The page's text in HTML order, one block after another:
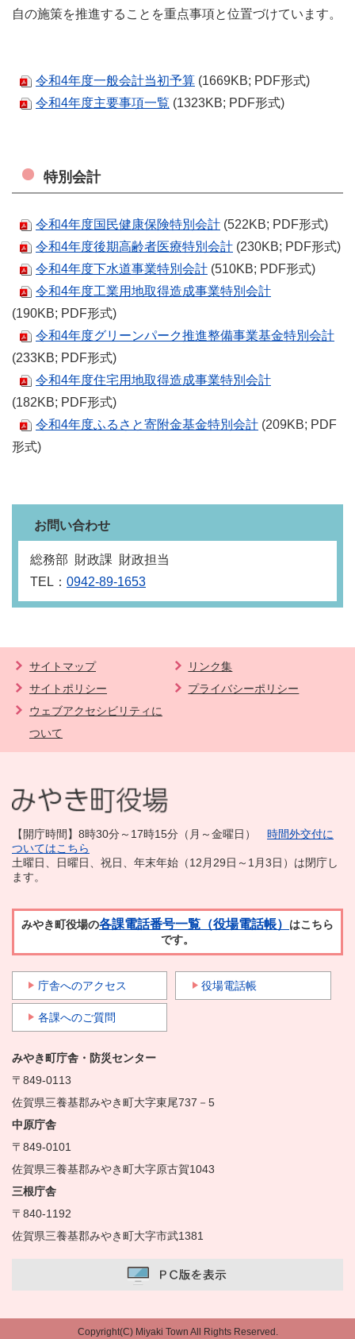
自の施策を推進することを重点事項と位置づけています。
令和4年度一般会計当初予算 (1669KB; PDF形式)
令和4年度主要事項一覧 (1323KB; PDF形式)
特別会計
令和4年度国民健康保険特別会計 (522KB; PDF形式)
令和4年度後期高齢者医療特別会計 (230KB; PDF形式)
令和4年度下水道事業特別会計 (510KB; PDF形式)
令和4年度工業用地取得造成事業特別会計
(190KB; PDF形式)
令和4年度グリーンパーク推進整備事業基金特別会計
(233KB; PDF形式)
令和4年度住宅用地取得造成事業特別会計
(182KB; PDF形式)
令和4年度ふるさと寄附金基金特別会計 (209KB; PDF
形式)
お問い合わせ
総務部 財政課 財政担当
TEL： 0942-89-1653
サイトマップ
リンク集
サイトポリシー
プライバシーポリシー
ウェブアクセシビリティに
ついて
【開庁時間】8時30分～17時15分（月～金曜日） 時間外交付に
ついてはこちら
土曜日、日曜日、祝日、年末年始（12月29日～1月3日）は閉庁し
ます。
みやき町役場の各課電話番号一覧（役場電話帳） はこちら
です。
庁舎へのアクセス 役場電話帳
各課へのご質問
みやき町庁舎・防災センター
〒849-0113
佐賀県三養基郡みやき町大字東尾737－5
中原庁舎
〒849-0101
佐賀県三養基郡みやき町大字原古賀1043
三根庁舎
〒840-1192
佐賀県三養基郡みやき町大字市武1381
Copyright(C) Miyaki Town All Rights Reserved.